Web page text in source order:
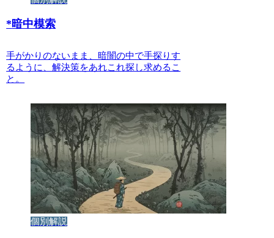
* 暗中模索
手がかりのないまま、暗闇の中で手探りす
るように、解決策をあれこれ探し求めるこ
と。
個別解説